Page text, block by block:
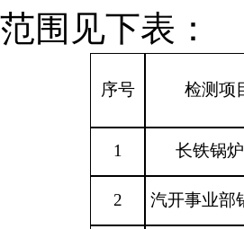
围见下表：
序号 检测项
1 长铁锅
2 汽开事业部